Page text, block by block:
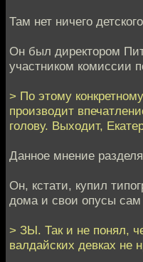
Там нет ничего
Он был директором
участником комиссии
> По этому
производит
голову. Выходит,
Данное мнение
Он, кстати, купил
дома и свои опусы сам
> ЗЫ. Так и не понял,
валдайских девках не